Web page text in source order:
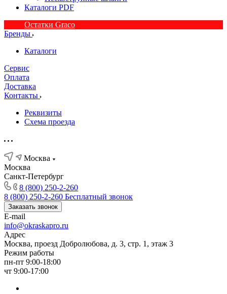
Каталоги PDF
Остатки Graco
Бренды
Каталоги
Сервис
Оплата
Доставка
Контакты
Реквизиты
Схема проезда
Москва
Москва
Санкт-Петербург
8 (800) 250-2-260
8 (800) 250-2-260 Бесплатный звонок
Заказать звонок
E-mail
info@okraskapro.ru
Адрес
Москва, проезд Добролюбова, д. 3, стр. 1, этаж 3
Режим работы
пн-пт 9:00-18:00
чт 9:00-17:00